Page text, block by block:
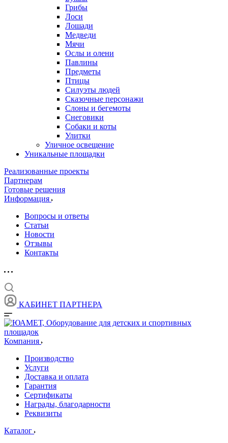
Грибы
Лоси
Лошади
Медведи
Мячи
Ослы и олени
Павлины
Предметы
Птицы
Силуэты людей
Сказочные персонажи
Слоны и бегемоты
Снеговики
Собаки и коты
Улитки
Уличное освещение
Уникальные площадки
Реализованные проекты
Партнерам
Готовые решения
Информация
Вопросы и ответы
Статьи
Новости
Отзывы
Контакты
КАБИНЕТ ПАРТНЕРА
Компания
Производство
Услуги
Доставка и оплата
Гарантия
Сертификаты
Награды, благодарности
Реквизиты
Каталог